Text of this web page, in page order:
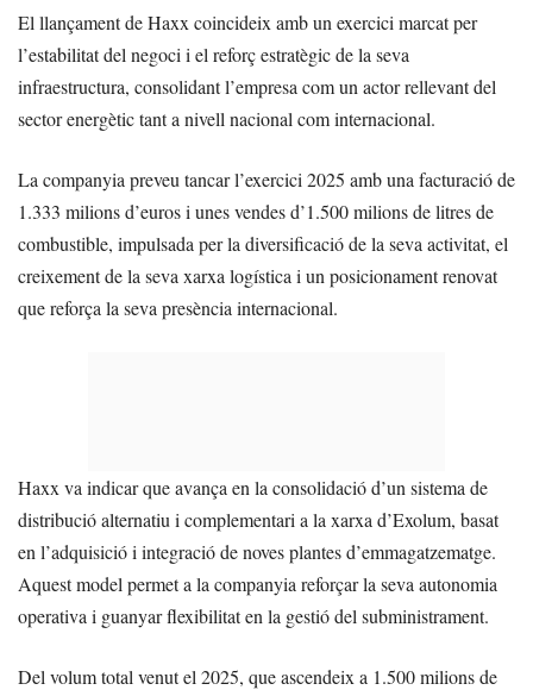
El llançament de Haxx coincideix amb un exercici marcat per
l’estabilitat del negoci i el reforç estratègic de la seva
infraestructura, consolidant l’empresa com un actor rellevant del
sector energètic tant a nivell nacional com internacional.
La companyia preveu tancar l’exercici 2025 amb una facturació de
1.333 milions d’euros i unes vendes d’1.500 milions de litres de
combustible, impulsada per la diversificació de la seva activitat, el
creixement de la seva xarxa logística i un posicionament renovat
que reforça la seva presència internacional.
Haxx va indicar que avança en la consolidació d’un sistema de
distribució alternatiu i complementari a la xarxa d’Exolum, basat
en l’adquisició i integració de noves plantes d’emmagatzematge.
Aquest model permet a la companyia reforçar la seva autonomia
operativa i guanyar flexibilitat en la gestió del subministrament.
Del volum total venut el 2025, que ascendeix a 1.500 milions de